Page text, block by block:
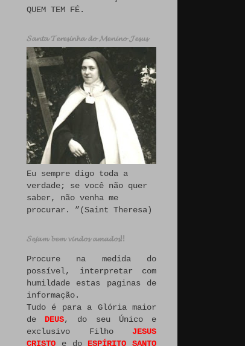
QUEM TEM FÉ.
𝓢𝓪𝓷𝓽𝓪 𝓣𝓮𝓻𝓮𝓼𝓲𝓷𝓱𝓪 𝓭𝓸 𝓜𝓮𝓷𝓲𝓷𝓸 𝓙𝓮𝓼𝓾𝓼
Eu sempre digo toda a
verdade; se você não quer
saber, não venha me
procurar. ”(Saint Theresa)
𝓢𝓮𝓳𝓪𝓶 𝓫𝓮𝓶 𝓿𝓲𝓷𝓭𝓸𝓼 𝓪𝓶𝓪𝓭𝓸𝓼!!
Procure na medida do
possível, interpretar com
humildade estas paginas de
informação.
Tudo é para a Glória maior
de DEUS, do seu Único e
exclusivo Filho JESUS
CRISTO e do ESPÍRITO SANTO